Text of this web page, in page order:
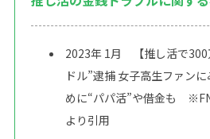
2023年 1月
【推し活で
ドル”逮捕 女子高生ファン
めに“パパ活”や借金も
より引用